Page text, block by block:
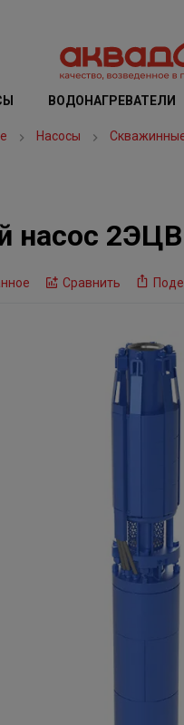
ВОДОНАГРЕВАТЕЛИ
Насосы
насос
Сравнить